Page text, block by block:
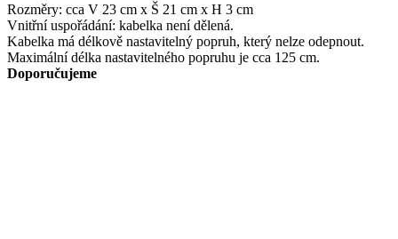
Rozměry: cca V 23 cm x Š 21 cm x H 3 cm
Vnitřní uspořádání: kabelka není dělená.
Kabelka má délkově nastavitelný popruh, který nelze odepnout.
Maximální délka nastavitelného popruhu je cca 125 cm.
Doporučujeme